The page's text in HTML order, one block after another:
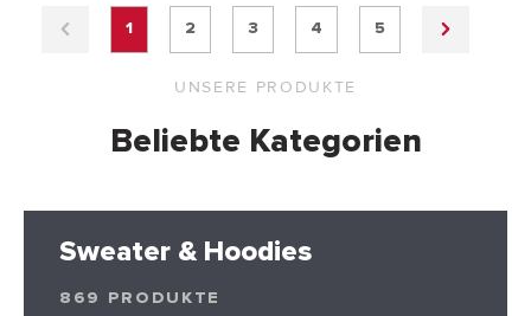
1 2 3 4 5
UNSERE PRODUKTE
Beliebte Kategorien
Sweater & Hoodies
869 PRODUKTE